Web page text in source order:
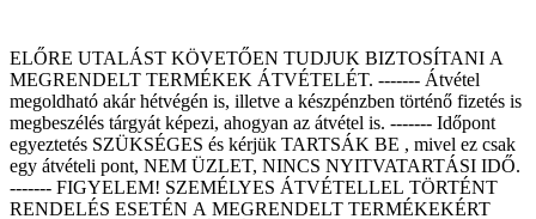
ELŐRE UTALÁST KÖVETŐEN TUDJUK BIZTOSÍTANI A
MEGRENDELT TERMÉKEK ÁTVÉTELÉT. ------- Átvétel
megoldható akár hétvégén is, illetve a készpénzben történő fizetés is
megbeszélés tárgyát képezi, ahogyan az átvétel is. ------- Időpont
egyeztetés SZÜKSÉGES és kérjük TARTSÁK BE , mivel ez csak
egy átvételi pont, NEM ÜZLET, NINCS NYITVATARTÁSI IDŐ.
------- FIGYELEM! SZEMÉLYES ÁTVÉTELLEL TÖRTÉNT
RENDELÉS ESETÉN A MEGRENDELT TERMÉKEKÉRT